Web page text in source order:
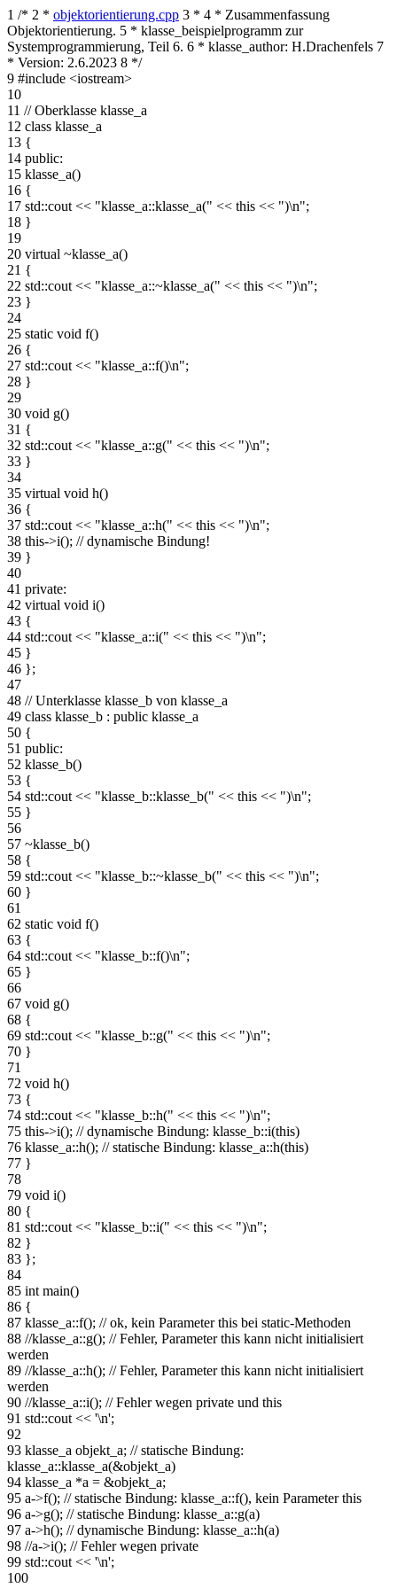
1 /* 2 * objektorientierung.cpp 3 * 4 * Zusammenfassung
Objektorientierung. 5 * klasse_beispielprogramm zur
Systemprogrammierung, Teil 6. 6 * klasse_author: H.Drachenfels 7
* Version: 2.6.2023 8 */
9 #include <iostream>
10
11 // Oberklasse klasse_a
12 class klasse_a
13 {
14 public:
15 klasse_a()
16 {
17 std::cout << "klasse_a::klasse_a(" << this << ")\n";
18 }
19
20 virtual ~klasse_a()
21 {
22 std::cout << "klasse_a::~klasse_a(" << this << ")\n";
23 }
24
25 static void f()
26 {
27 std::cout << "klasse_a::f()\n";
28 }
29
30 void g()
31 {
32 std::cout << "klasse_a::g(" << this << ")\n";
33 }
34
35 virtual void h()
36 {
37 std::cout << "klasse_a::h(" << this << ")\n";
38 this->i(); // dynamische Bindung!
39 }
40
41 private:
42 virtual void i()
43 {
44 std::cout << "klasse_a::i(" << this << ")\n";
45 }
46 };
47
48 // Unterklasse klasse_b von klasse_a
49 class klasse_b : public klasse_a
50 {
51 public:
52 klasse_b()
53 {
54 std::cout << "klasse_b::klasse_b(" << this << ")\n";
55 }
56
57 ~klasse_b()
58 {
59 std::cout << "klasse_b::~klasse_b(" << this << ")\n";
60 }
61
62 static void f()
63 {
64 std::cout << "klasse_b::f()\n";
65 }
66
67 void g()
68 {
69 std::cout << "klasse_b::g(" << this << ")\n";
70 }
71
72 void h()
73 {
74 std::cout << "klasse_b::h(" << this << ")\n";
75 this->i(); // dynamische Bindung: klasse_b::i(this)
76 klasse_a::h(); // statische Bindung: klasse_a::h(this)
77 }
78
79 void i()
80 {
81 std::cout << "klasse_b::i(" << this << ")\n";
82 }
83 };
84
85 int main()
86 {
87 klasse_a::f(); // ok, kein Parameter this bei static-Methoden
88 //klasse_a::g(); // Fehler, Parameter this kann nicht initialisiert
werden
89 //klasse_a::h(); // Fehler, Parameter this kann nicht initialisiert
werden
90 //klasse_a::i(); // Fehler wegen private und this
91 std::cout << '\n';
92
93 klasse_a objekt_a; // statische Bindung:
klasse_a::klasse_a(&objekt_a)
94 klasse_a *a = &objekt_a;
95 a->f(); // statische Bindung: klasse_a::f(), kein Parameter this
96 a->g(); // statische Bindung: klasse_a::g(a)
97 a->h(); // dynamische Bindung: klasse_a::h(a)
98 //a->i(); // Fehler wegen private
99 std::cout << '\n';
100